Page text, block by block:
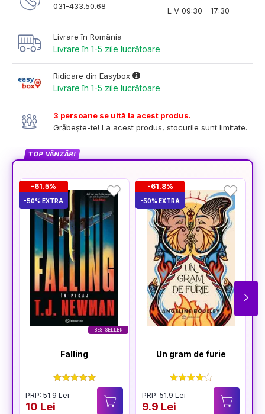
031-433.50.68
L-V 09:30 - 17:30
Livrare în România
Livrare în 1-5 zile lucrătoare
Ridicare din Easybox
Livrare în 1-5 zile lucrătoare
3 persoane se uită la acest produs.
Grăbește-te! La acest produs, stocurile sunt limitate.
TOP VÂNZĂRI
BESTSELLER
-61.5%
-50% EXTRA
Falling
PRP: 51.9 Lei
10 Lei
-61.8%
-50% EXTRA
Un gram de furie
PRP: 51.9 Lei
9.9 Lei